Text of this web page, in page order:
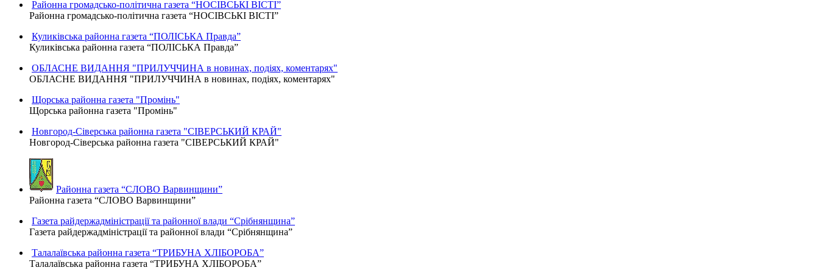
Районна громадсько-політична газета “НОСІВСЬКІ ВІСТІ”
Районна громадсько-політична газета “НОСІВСЬКІ ВІСТІ”
Куликівська районна газета “ПОЛІСЬКА Правда”
Куликівська районна газета “ПОЛІСЬКА Правда”
ОБЛАСНЕ ВИДАННЯ "ПРИЛУЧЧИНА в новинах, подіях, коментарях"
ОБЛАСНЕ ВИДАННЯ "ПРИЛУЧЧИНА в новинах, подіях, коментарях"
Щорська районна газета "Промінь"
Щорська районна газета "Промінь"
Новгород-Сіверська районна газета "СІВЕРСЬКИЙ КРАЙ"
Новгород-Сіверська районна газета "СІВЕРСЬКИЙ КРАЙ"
Районна газета “СЛОВО Варвинщини”
Районна газета “СЛОВО Варвинщини”
Газета райдержадміністрації та районної влади “Срібнянщина”
Газета райдержадміністрації та районної влади “Срібнянщина”
Талалаївська районна газета “ТРИБУНА ХЛІБОРОБА”
Талалаївська районна газета “ТРИБУНА ХЛІБОРОБА”